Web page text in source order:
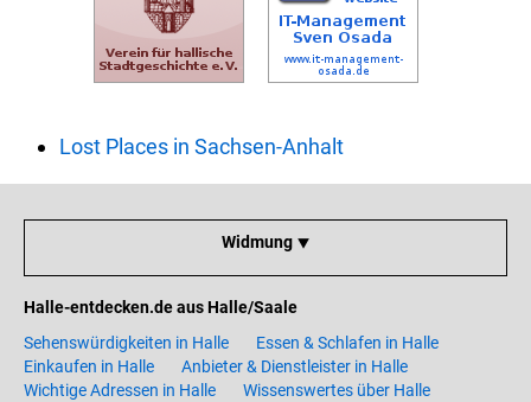
Lost Places in Sachsen-Anhalt
Widmung ⯆
Halle-entdecken.de aus Halle/Saale
Sehenswürdigkeiten in Halle
Essen & Schlafen in Halle
Einkaufen in Halle
Anbieter & Dienstleister in Halle
Wichtige Adressen in Halle
Wissenswertes über Halle